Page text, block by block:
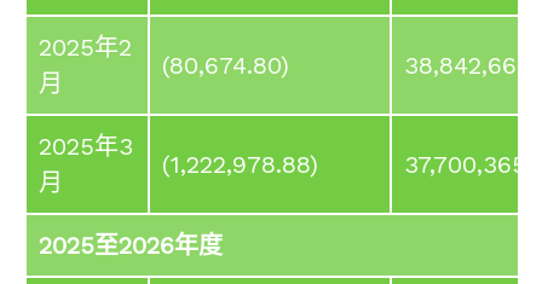
2025年2
月
(80,674.80)
2025年3
月
(1,222,978.88)
2025至2026年度